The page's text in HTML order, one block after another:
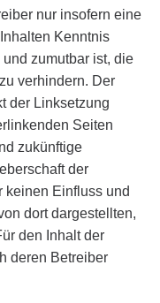
nur insofern eine
Kenntnis
zumutbar ist, die
verhindern. Der
der Linksetzung
Seiten
zukünftige
der
keinen Einfluss und
dort dargestellten,
den Inhalt der
deren Betreiber